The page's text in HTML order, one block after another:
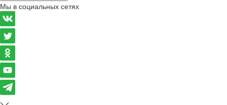
Мы в социальных сетях